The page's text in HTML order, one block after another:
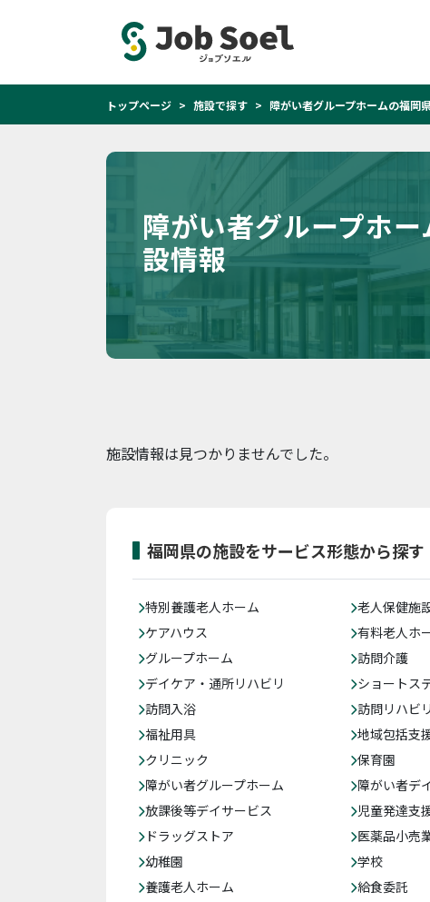
トップページ 施設で探す 障がい者グループホームの福岡
障がい者グループホ
設情報
施設情報は見つかりませんでした。
福岡県の施設をサービス形態から探す
特別養護老人ホーム 老人保健施
ケアハウス
有料老人ホ
グループホーム
訪問介護
デイケア・通所リハビリ
ショートス
訪問入浴
訪問リハビリ
福祉用具
地域包括支
クリニック
保育園
障がい者グループホーム
障がい者デ
放課後等デイサービス
児童発達支
ドラッグストア
医薬品小売
幼稚園
学校
養護老人ホーム
給食委託